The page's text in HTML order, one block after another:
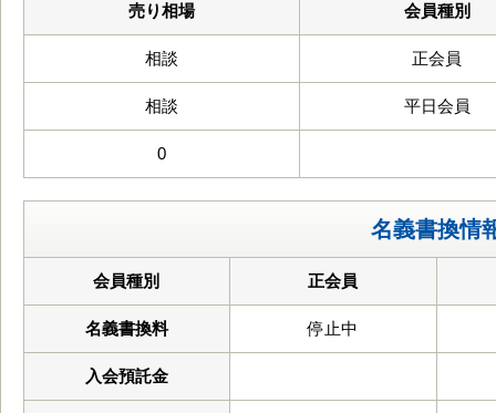
売り相場 会員種別
相談 正会員
相談 平日会員
0
名義書換情
会員種別 正会員
名義書換料 停止中
入会預託金